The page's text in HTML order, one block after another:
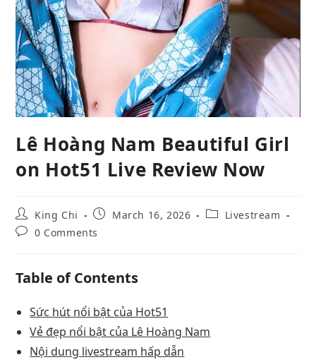
Lê Hoàng Nam Beautiful Girl
on Hot51 Live Review Now
King Chi March 16, 2026
Livestream
0 Comments
Table of Contents
Sức hút nổi bật của Hot51
Vẻ đẹp nổi bật của Lê Hoàng Nam
Nội dung livestream hấp dẫn